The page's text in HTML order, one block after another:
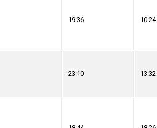
19:36 10:24
23:10 13:32